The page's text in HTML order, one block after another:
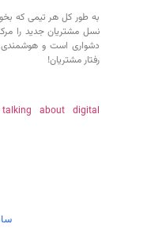
به طور کل هر تیمی که
نسل مشتریان جدید را
دشواری است و
رفتار مشتریان!
about digital